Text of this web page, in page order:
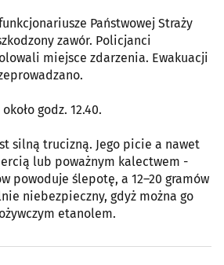
Państwowej Straży
zawór. Policjanci
miejsce zdarzenia. Ewakuacji
godz. 12.40.
silną trucizną. Jego picie a nawet
lub poważnym kalectwem -
powoduje ślepotę, a 12–20 gramów
niebezpieczny, gdyż można go
etanolem.